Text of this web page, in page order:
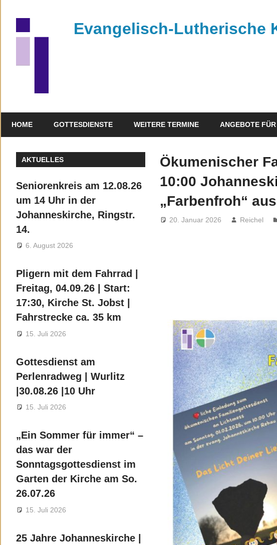
Inhalt
springen
Evangelisch-Lutherische
Gottesdienste
Aktivitäten
HOME GOTTESDIENSTE WEITERE TERMINE ANGEBOTE
Ökumenischer
10:00
„Farbenfroh“
20. Januar 2026 Reichel
AKTUELLES
Seniorenkreis am 12.08.26
um 14 Uhr in der
Johanneskirche, Ringstr.
14.
6. August 2026
Pligern mit dem Fahrrad |
Freitag, 04.09.26 | Start:
17:30, Kirche St. Jobst |
Fahrstrecke ca. 35 km
15. Juli 2026
Gottesdienst am
Perlenradweg | Wurlitz
|30.08.26 |10 Uhr
15. Juli 2026
„Ein Sommer für immer“ –
das war der
Sonntagsgottesdienst im
Garten der Kirche am So.
26.07.26
15. Juli 2026
25 Jahre Johanneskirche |